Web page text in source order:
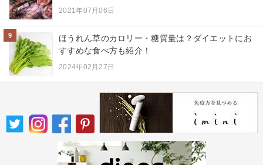
2021年07月06日
9
ほうれん草のカロリー・糖質量は？ダイエットにお
すすめな食べ方も紹介！
2024年02月27日